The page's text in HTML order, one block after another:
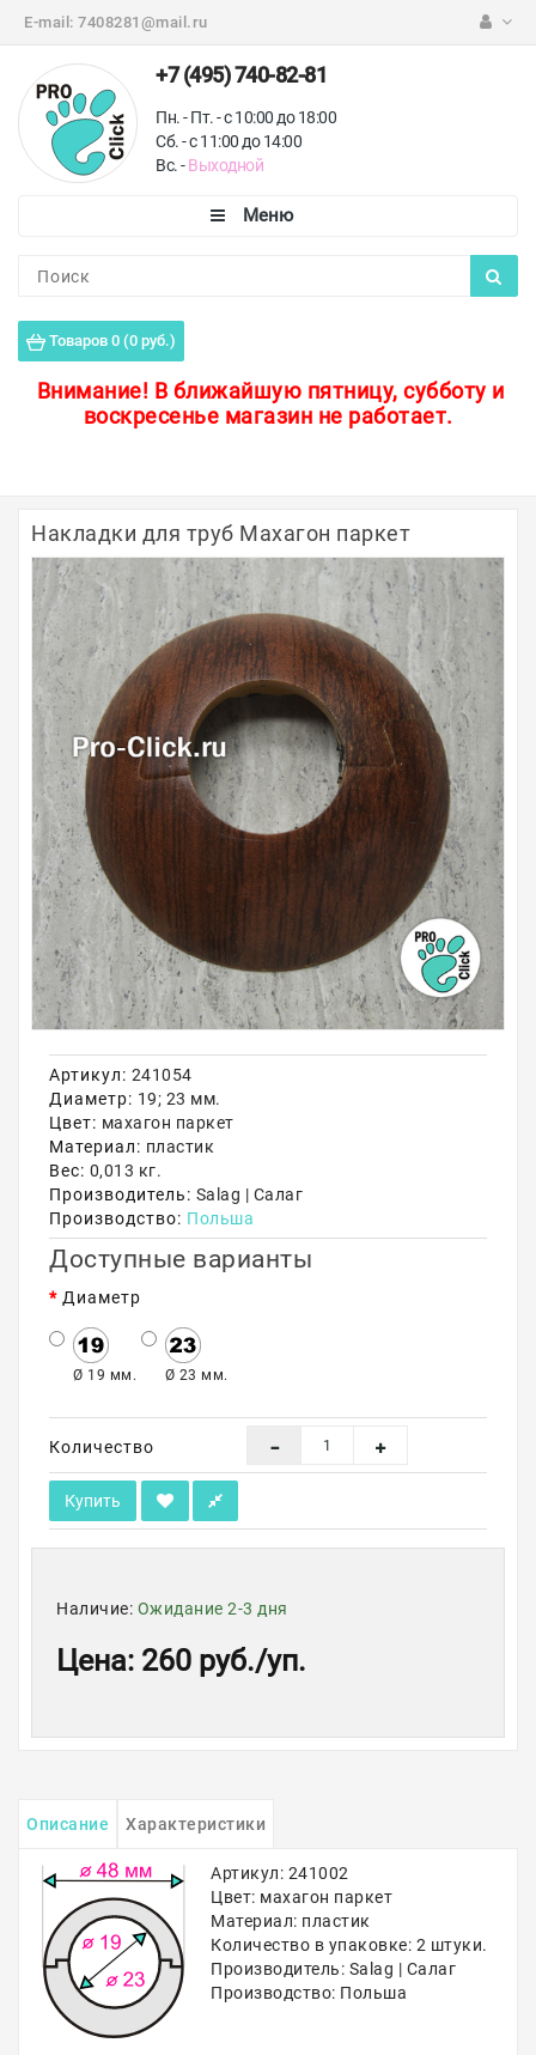
E-mail: 7408281@mail.ru
+7 (495) 740-82-81
Пн. - Пт. - с 10:00 до 18:00
Сб. - с 11:00 до 14:00
Вс. -Выходной
Товаров 0 (0 руб.)
Внимание! В ближайшую пятницу, субботу и
воскресенье магазин не работает.
Пороги для пола
Защитные уголки
Полосы из металла
Плинтуса
Профили для стекла и SPC
Обводы для труб
Алюминиевые профили
Крепёж и крепления
Садовая мебель
Оплата
Доставка
Самовывоз
Контакты
Акции
Накладки для труб Махагон паркет
Артикул: 241054
Диаметр: 19; 23 мм.
Цвет: махагон паркет
Материал: пластик
Вес: 0,013 кг.
Производитель: Salag | Салаг
Производство: Польша
Доступные варианты
Диаметр
Ø 19 мм. Ø 23 мм.
Количество
Купить
Наличие: Ожидание 2-3 дня
Цена: 260 руб./уп.
Описание Характеристики
Артикул: 241002
Цвет: махагон паркет
Материал: пластик
Количество в упаковке: 2 штуки.
Производитель: Salag | Салаг
Производство: Польша